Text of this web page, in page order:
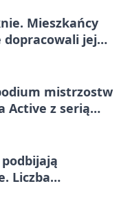
Mieszkańcy
dopracowali jej
mistrzostw
Active z serią
Liczba